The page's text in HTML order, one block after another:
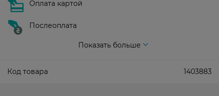
Оплата картой
Послеоплата
Показать больше
Код товара 1403883